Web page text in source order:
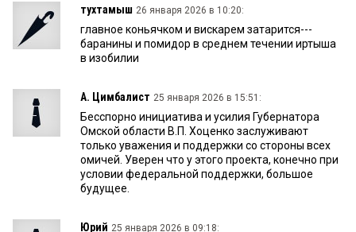
тухтамыш 26 января 2026 в 10:20:
главное коньячком и вискарем затарится---
баранины и помидор в среднем течении иртыша
в изобилии
А. Цимбалист 25 января 2026 в 15:51:
Бесспорно инициатива и усилия Губернатора
Омской области В.П. Хоценко заслуживают
только уважения и поддержки со стороны всех
омичей. Уверен что у этого проекта, конечно при
условии федеральной поддержки, большое
будущее.
Юрий 25 января 2026 в 09:18: